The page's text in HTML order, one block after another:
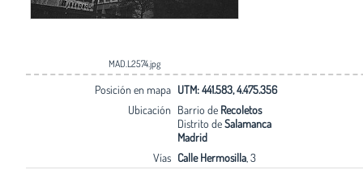
MAD.L2574.jpg
Posición en mapa UTM: 441.583, 4.475.356
Ubicación Barrio de Recoletos
Distrito deSalamanca
Madrid
Vías Calle Hermosilla, 3